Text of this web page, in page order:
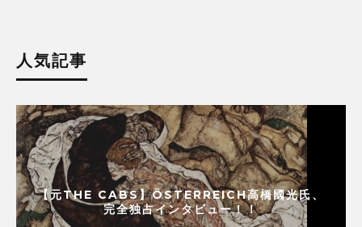
人気記事
【元THE CABS】ÖSTERREICH高橋國光氏、
完全独占インタビュー！！